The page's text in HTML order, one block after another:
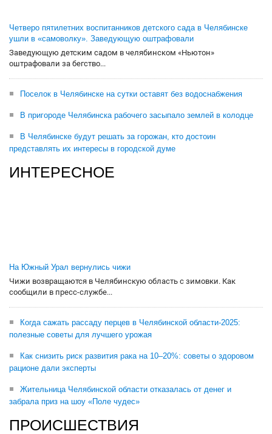
Четверо пятилетних воспитанников детского сада в Челябинске
ушли в «самоволку». Заведующую оштрафовали
Заведующую детским садом в челябинском «Ньютон»
оштрафовали за бегство...
Поселок в Челябинске на сутки оставят без водоснабжения
В пригороде Челябинска рабочего засыпало землей в колодце
В Челябинске будут решать за горожан, кто достоин
представлять их интересы в городской думе
ИНТЕРЕСНОЕ
На Южный Урал вернулись чижи
Чижи возвращаются в Челябинскую область с зимовки. Как
сообщили в пресс-службе...
Когда сажать рассаду перцев в Челябинской области-2025:
полезные советы для лучшего урожая
Как снизить риск развития рака на 10–20%: советы о здоровом
рационе дали эксперты
Жительница Челябинской области отказалась от денег и
забрала приз на шоу «Поле чудес»
ПРОИСШЕСТВИЯ